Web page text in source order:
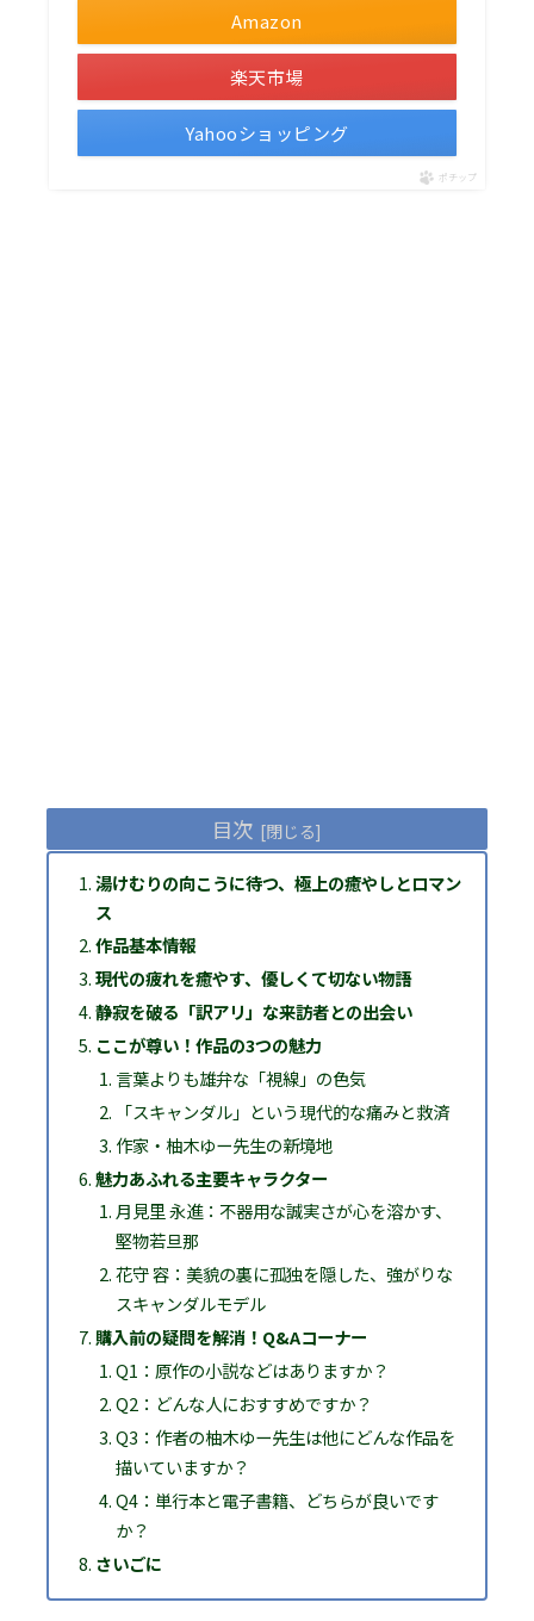
Amazon
楽天市場
Yahooショッピング
ポチップ
目次
湯けむりの向こうに待つ、極上の癒やしとロマン
ス
作品基本情報
現代の疲れを癒やす、優しくて切ない物語
静寂を破る「訳アリ」な来訪者との出会い
ここが尊い！作品の3つの魅力
言葉よりも雄弁な「視線」の色気
「スキャンダル」という現代的な痛みと救済
作家・柚木ゆー先生の新境地
魅力あふれる主要キャラクター
月見里 永進：不器用な誠実さが心を溶かす、
堅物若旦那
花守 容：美貌の裏に孤独を隠した、強がりな
スキャンダルモデル
購入前の疑問を解消！Q&Aコーナー
Q1：原作の小説などはありますか？
Q2：どんな人におすすめですか？
Q3：作者の柚木ゆー先生は他にどんな作品を
描いていますか？
Q4：単行本と電子書籍、どちらが良いです
か？
さいごに